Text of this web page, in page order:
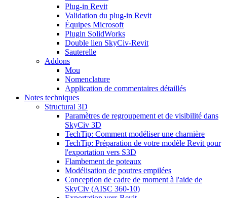
Plug-in Revit
Validation du plug-in Revit
Équipes Microsoft
Plugin SolidWorks
Double lien SkyCiv-Revit
Sauterelle
Addons
Mou
Nomenclature
Application de commentaires détaillés
Notes techniques
Structural 3D
Paramètres de regroupement et de visibilité dans
SkyCiv 3D
TechTip: Comment modéliser une charnière
TechTip: Préparation de votre modèle Revit pour
l'exportation vers S3D
Flambement de poteaux
Modélisation de poutres empilées
Conception de cadre de moment à l'aide de
SkyCiv (AISC 360-10)